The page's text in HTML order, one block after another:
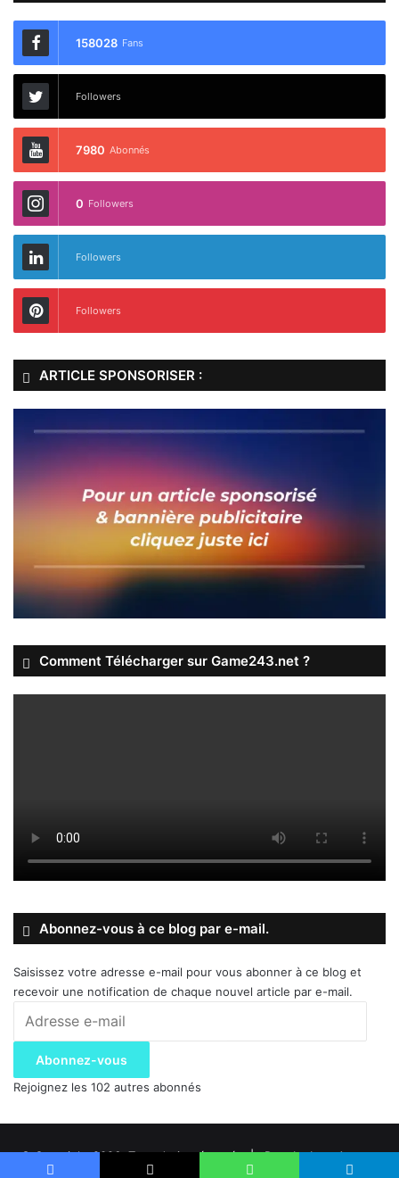
158028 Fans
Followers
7980 Abonnés
0 Followers
Followers
Followers
ARTICLE SPONSORISER :
Comment Télécharger sur Game243.net ?
Abonnez-vous à ce blog par e-mail.
Saisissez votre adresse e-mail pour vous abonner à ce blog et
recevoir une notification de chaque nouvel article par e-mail.
Abonnez-vous
Rejoignez les 102 autres abonnés
© Copyright 2026, Tous droits réservés | Dev. by Inza-Agency